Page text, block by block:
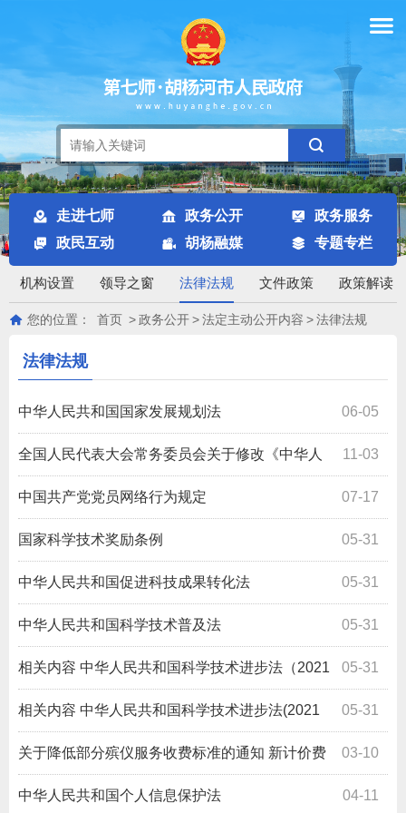
走进七师 政务公开
政务服务
政民互动
胡杨融媒 专题专栏
机构设置 领导之窗 法律法规 文件政策 政策解读
您的位置： 首页 >政务公开>法定主动公开内容 >法律法规
法律法规
06-05
中华人民共和国国家发展规划法
11-03
全国人民代表大会常务委员会关于修改《中华人
民共和国网络安全法》的决定 07-17
中国共产党党员网络行为规定
05-31
国家科学技术奖励条例
05-31
中华人民共和国促进科技成果转化法
05-31
中华人民共和国科学技术普及法
05-31
相关内容 中华人民共和国科学技术进步法（2021
修改版）解读 05-31
相关内容 中华人民共和国科学技术进步法(2021
年修订) 03-10
关于降低部分殡仪服务收费标准的通知 新计价费
2004 1625号 04-11
中华人民共和国个人信息保护法